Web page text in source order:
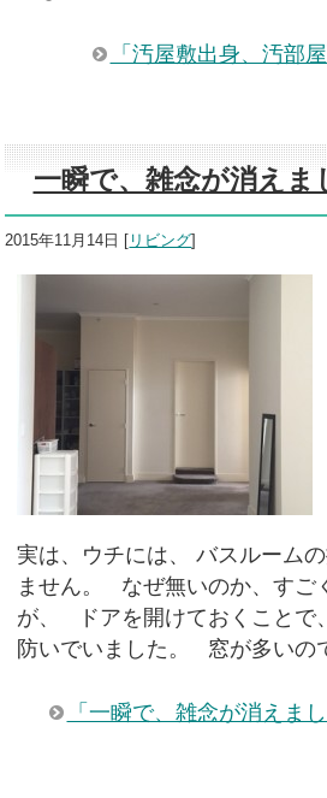
「汚屋敷出身、汚部
一瞬で、雑念が消えま
2015年11月14日 リビング
実は、ウチには、 バスルーム
ません。 なぜ無いのか、すご
が、 ドアを開けておくことで
防いでいました。 窓が多いの
「一瞬で、雑念が消えま